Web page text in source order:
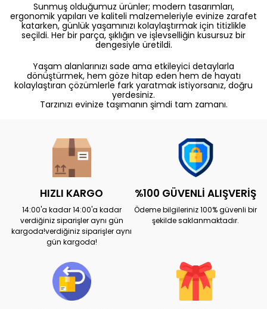
Sunmuş olduğumuz ürünler; modern tasarımları,
ergonomik yapıları ve kaliteli malzemeleriyle evinize zarafet
katarken, günlük yaşamınızı kolaylaştırmak için titizlikle
seçildi. Her bir parça, şıklığın ve işlevselliğin kusursuz bir
dengesiyle üretildi.
Yaşam alanlarınızı sade ama etkileyici detaylarla
dönüştürmek, hem göze hitap eden hem de hayatı
kolaylaştıran çözümlerle fark yaratmak istiyorsanız, doğru
yerdesiniz.
Tarzınızı evinize taşımanın şimdi tam zamanı.
HIZLI KARGO
14:00'a kadar 14:00'a kadar
verdiğiniz siparişler aynı gün
kargoda!verdiğiniz siparişler aynı
gün kargoda!
%100 GÜVENLİ ALIŞVERİŞ
Ödeme bilgileriniz 100% güvenli bir
şekilde saklanmaktadır.